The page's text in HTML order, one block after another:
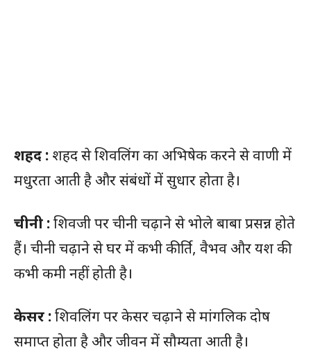
शहद : शहद से शिवलिंग का अभिषेक करने से वाणी में
मधुरता आती है और संबंधों में सुधार होता है।
चीनी :शिवजी पर चीनी चढ़ाने से भोले बाबा प्रसन्न होते
हैं। चीनी चढ़ाने से घर में कभी कीर्ति, वैभव और यश की
कभी कमी नहीं होती है।
केसर :शिवलिंग पर केसर चढ़ाने से मांगलिक दोष
समाप्त होता है और जीवन में सौम्यता आती है।